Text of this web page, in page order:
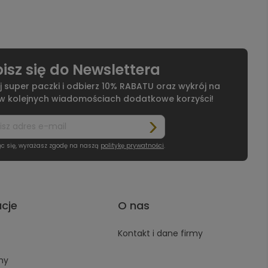
się do Newslettera
paczki i odbierz 10% RABATU oraz wykrój na
kolejnych wiadomościach dodatkowe korzyści!
się, wyrażasz zgodę na naszą politykę prywatności.
O nas
Kontakt i dane firmy